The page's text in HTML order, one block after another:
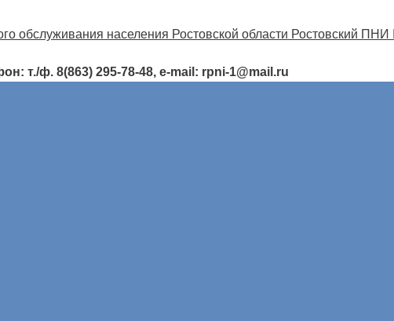
т./ф. 8(863) 295-78-48, e-mail: rpni-1@mail.ru